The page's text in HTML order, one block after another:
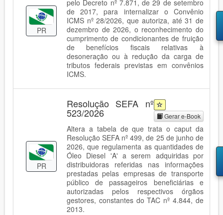
PR
pelo Decreto nº 7.871, de 29 de setembro
de 2017, para internalizar o Convênio
ICMS nº 28/2026, que autoriza, até 31 de
dezembro de 2026, o reconhecimento do
cumprimento de condicionantes de fruição
de benefícios fiscais relativas à
desoneração ou à redução da carga de
tributos federais previstas em convênios
ICMS.
PR
Resolução SEFA nº
523/2026 Gerar e-Book
Altera a tabela de que trata o caput da
Resolução SEFA nº 499, de 25 de junho de
2026, que regulamenta as quantidades de
Óleo Diesel 'A' a serem adquiridas por
distribuidoras referidas nas informações
prestadas pelas empresas de transporte
público de passageiros beneficiárias e
autorizadas pelos respectivos órgãos
gestores, constantes do TAC nº 4.844, de
2013.